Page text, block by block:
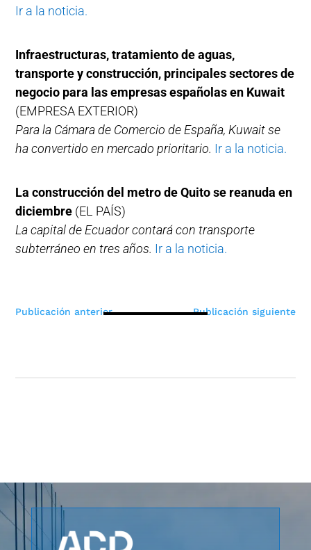
Ir a la noticia.
Infraestructuras, tratamiento de aguas,
transporte y construcción, principales sectores de
negocio para las empresas españolas en Kuwait
(EMPRESA EXTERIOR)
Para la Cámara de Comercio de España, Kuwait se
ha convertido en mercado prioritario. Ir a la noticia.
La construcción del metro de Quito se reanuda en
diciembre (EL PAÍS)
La capital de Ecuador contará con transporte
subterráneo en tres años. Ir a la noticia.
Navegación
Publicación anterior Publicación siguiente